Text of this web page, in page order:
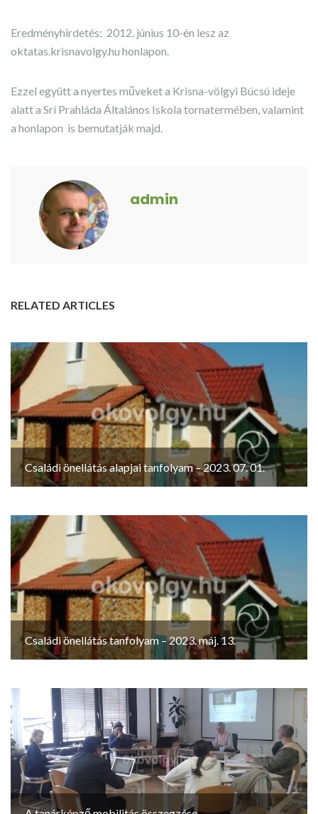
Eredményhirdetés: 2012. június 10-én lesz az
oktatas.krisnavolgy.hu honlapon.
Ezzel együtt a nyertes műveket a Krisna-völgyi Búcsú ideje
alatt a Srí Prahláda Általános Iskola tornatermében, valamint
a honlapon is bemutatják majd.
admin
RELATED ARTICLES
Családi önellátás alapjai tanfolyam – 2023. 07. 01.
Családi önellátás tanfolyam – 2023. máj. 13.